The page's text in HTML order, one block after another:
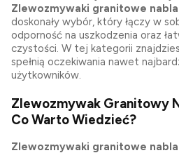
Zlewozmywaki granitowe
doskonały wybór, który łączy w
odporność na uszkodzenia oraz
czystości. W tej kategorii
spełnią oczekiwania nawet
użytkowników.
Zlewozmywak Granitowy
Co Warto Wiedzieć?
Zlewozmywaki granitowe